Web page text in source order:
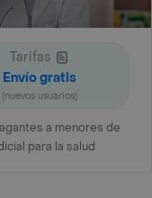
Tarifas
Envío gratis
(nuevos usuarios)
a menores de
para la salud